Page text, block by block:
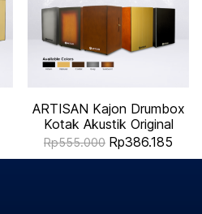
ARTISAN Kajon Drumbox
Kotak Akustik Original
Rp555.000 Rp386.185